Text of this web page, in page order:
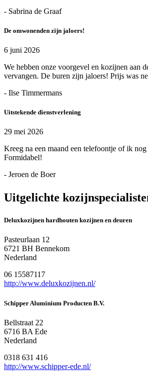
- Sabrina de Graaf
De omwonenden zijn jaloers!
6 juni 2026
We hebben onze voorgevel en kozijnen aan
vervangen. De buren zijn jaloers! Prijs was
- Ilse Timmermans
Uitstekende dienstverlening
29 mei 2026
Kreeg na een maand een telefoontje of ik
Formidabel!
- Jeroen de Boer
Uitgelichte
Deluxkozijnen hardhouten kozijnen en deuren
Pasteurlaan 12
6721 BH Bennekom
Nederland
06 15587117
http://www.deluxkozijnen.nl/
Schipper Aluminium Producten B.V.
Bellstraat 22
6716 BA Ede
Nederland
0318 631 416
http://www.schipper-ede.nl/